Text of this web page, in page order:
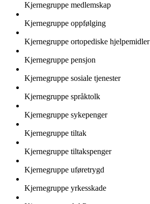
Kjernegruppe medlemskap
Kjernegruppe oppfølging
Kjernegruppe ortopediske hjelpemidler
Kjernegruppe pensjon
Kjernegruppe sosiale tjenester
Kjernegruppe språktolk
Kjernegruppe sykepenger
Kjernegruppe tiltak
Kjernegruppe tiltakspenger
Kjernegruppe uføretrygd
Kjernegruppe yrkesskade